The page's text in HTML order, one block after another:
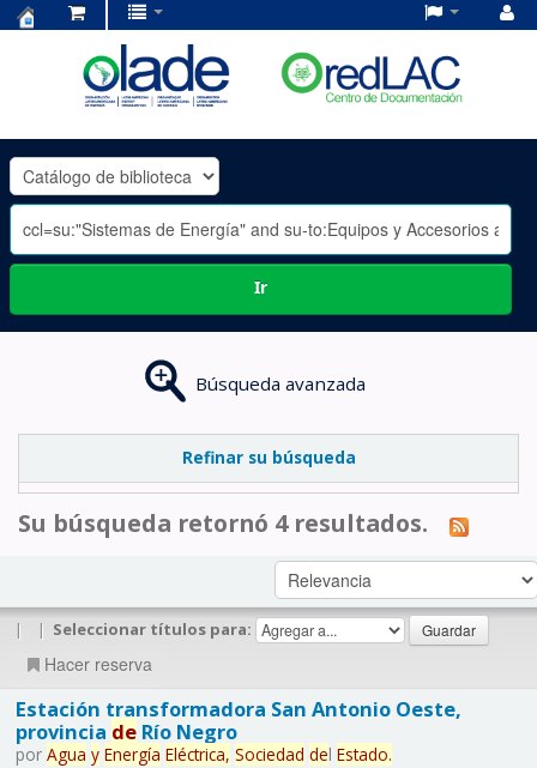
OLADE
-
Ir
Búsqueda avanzada
Refinar su búsqueda
Su búsqueda retornó 4 resultados.
| | Seleccionar títulos para:
Hacer reserva
Estación transformadora San Antonio Oeste,
provincia deRío Negro
por Agua y Energía Eléctrica, Sociedad del Estado.